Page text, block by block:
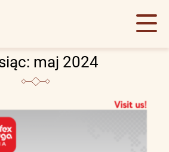
maj 2024